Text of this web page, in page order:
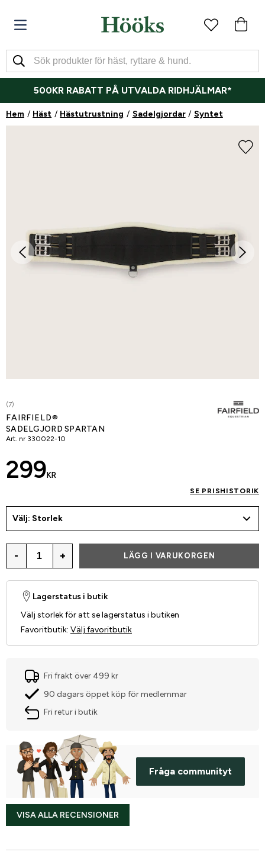
500KR RABATT PÅ UTVALDA RIDHJÄLMAR*
Hem Häst Hästutrustning Sadelgjordar Syntet
(7)
FAIRFIELD®
SADELGJORD SPARTAN
Art. nr 330022-10
299 KR
SE PRISHISTORIK
Välj: Storlek
- + LÄGG I VARUKORGEN
Lagerstatus i butik
Välj storlek för att se lagerstatus i butiken
Favoritbutik: Välj favoritbutik
Fri frakt över 499 kr
90 dagars öppet köp för medlemmar
Fri retur i butik
Fråga communityt
VISA ALLA RECENSIONER